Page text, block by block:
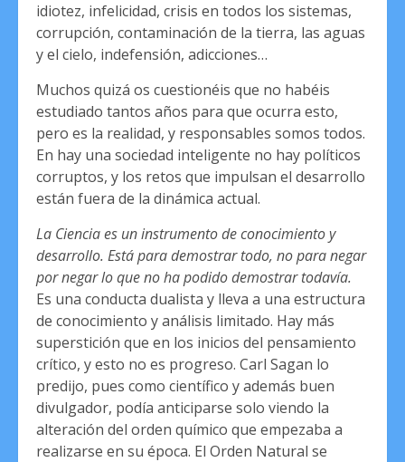
idiotez, infelicidad, crisis en todos los sistemas,
corrupción, contaminación de la tierra, las aguas
y el cielo, indefensión, adicciones…
Muchos quizá os cuestionéis que no habéis
estudiado tantos años para que ocurra esto,
pero es la realidad, y responsables somos todos.
En hay una sociedad inteligente no hay políticos
corruptos, y los retos que impulsan el desarrollo
están fuera de la dinámica actual.
La Ciencia es un instrumento de conocimiento y
desarrollo. Está para demostrar todo, no para negar
por negar lo que no ha podido demostrar todavía.
Es una conducta dualista y lleva a una estructura
de conocimiento y análisis limitado. Hay más
superstición que en los inicios del pensamiento
crítico, y esto no es progreso. Carl Sagan lo
predijo, pues como científico y además buen
divulgador, podía anticiparse solo viendo la
alteración del orden químico que empezaba a
realizarse en su época. El Orden Natural se